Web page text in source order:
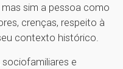
sim a pessoa como
crenças, respeito à
contexto histórico.
e